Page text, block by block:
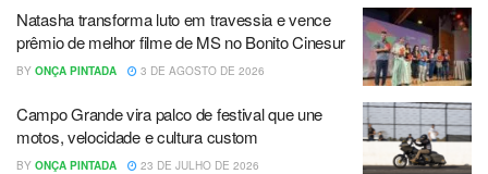
Natasha transforma luto em travessia e vence
prêmio de melhor filme de MS no Bonito Cinesur
BY ONÇA PINTADA 3 DE AGOSTO DE 2026
Campo Grande vira palco de festival que une
motos, velocidade e cultura custom
BY ONÇA PINTADA 23 DE JULHO DE 2026